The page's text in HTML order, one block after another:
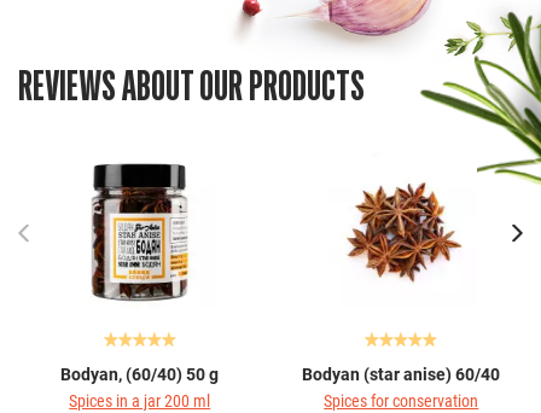
REVIEWS ABOUT OUR PRODUCTS
Bodyan, (60/40) 50 g
Spices in a jar 200 ml
Bodyan (star anise) 60/40
Spices for conservation